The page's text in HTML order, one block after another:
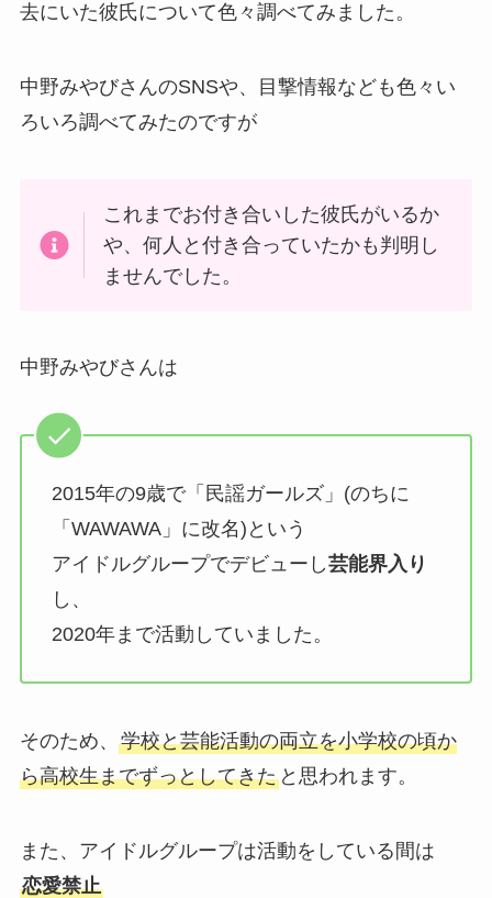
去にいた彼氏について色々調べてみました。
中野みやびさんのSNSや、目撃情報なども色々い
ろいろ調べてみたのですが
これまでお付き合いした彼氏がいるか
や、何人と付き合っていたかも判明し
ませんでした。
中野みやびさんは
2015年の9歳で「民謡ガールズ」(のちに
「WAWAWA」に改名)という
アイドルグループでデビューし芸能界入り
し、
2020年まで活動していました。
そのため、 学校と芸能活動の両立を小学校の頃か
ら高校生までずっとしてきたと思われます。
また、アイドルグループは活動をしている間は
恋愛禁止